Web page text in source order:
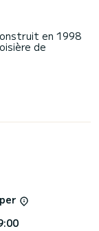
en 1998
de
une longueur
devis,